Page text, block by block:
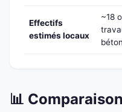
Effectifs
estimés locaux
~18
📊